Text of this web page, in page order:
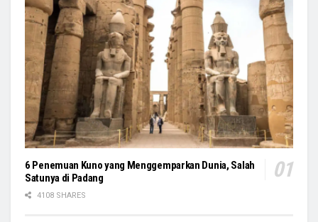
6 Penemuan Kuno yang Menggemparkan Dunia, Salah
Satunya di Padang
4108 SHARES